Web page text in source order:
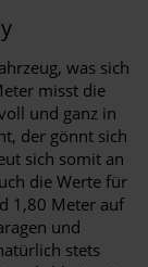
was sich
misst die
und ganz in
der gönnt sich
sich somit an
die Werte für
1,80 Meter auf
und
stets